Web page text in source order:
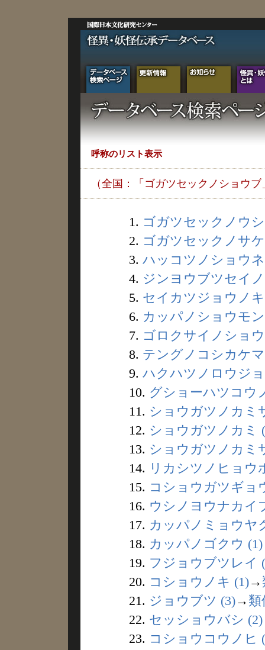
呼称のリスト表示
（全国：「ゴガツセックノショウ
1. ゴガツセックノウ
2. ゴガツセックノサ
3. ハッコツノショウ
4. ジンヨウブツセイ
5. セイカツジョウノ
6. カッパノショウモ
7. ゴロクサイノショ
8. テングノコシカケ
9. ハクハツノロウジ
10. グショーハツコウ
11. ショウガツノカミ
12. ショウガツノカミ
13. ショウガツノカミ
14. リカシツノヒョウ
15. コショウガツギョ
16. ウシノヨウナカイ
17. カッパノミョウヤ
18. カッパノゴクウ (1)
19. フジョウブツレイ
20. コショウノキ (1)→
21. ジョウブツ (3)→ 類
22. セッショウバシ (2)
23. コショウコウノヒ